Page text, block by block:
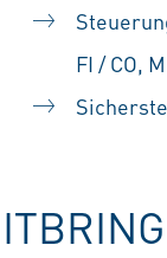
FI / CO,